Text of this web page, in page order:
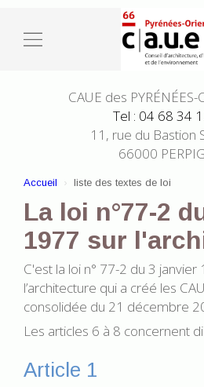
CAUE des PYRÉNÉES-
Tel : 04 68 34
11, rue du Bastion
66000
Accueil liste des textes de loi
La loi n°77-2
1977 sur
C'est la loi n° 77-2 du 3 janvier
l’architecture qui a créé les
consolidée du 21 décembre
Les articles 6 à 8 concernent
Article 1